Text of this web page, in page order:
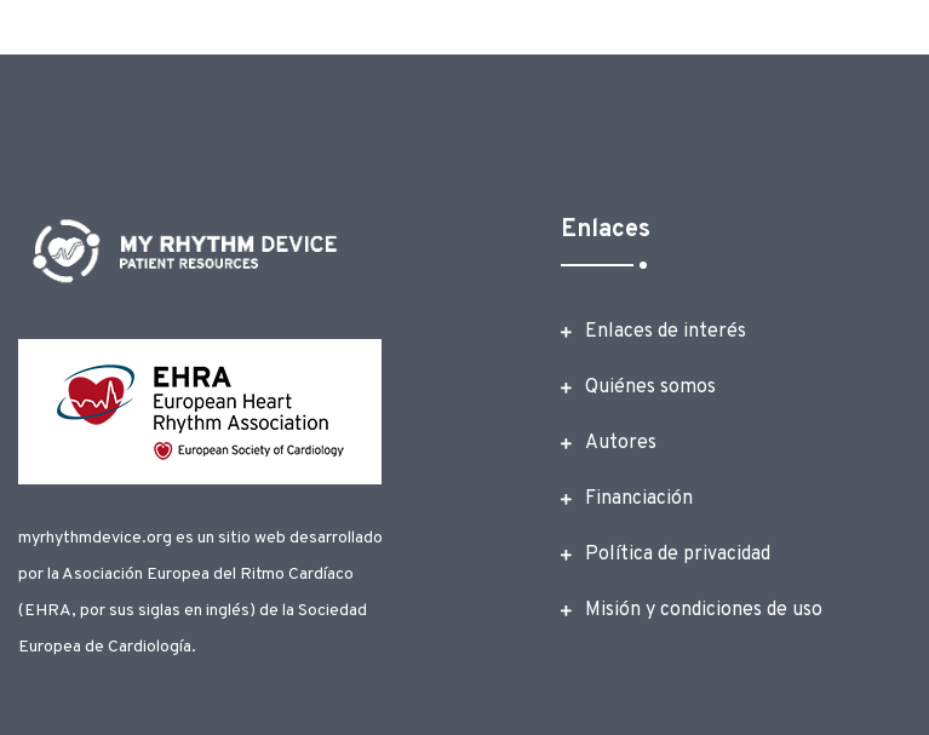
myrhythmdevice.org es un sitio web desarrollado
por la Asociación Europea del Ritmo Cardíaco
(EHRA, por sus siglas en inglés) de la Sociedad
Europea de Cardiología.
Enlaces
Enlaces de interés
Quiénes somos
Autores
Financiación
Política de privacidad
Misión y condiciones de uso